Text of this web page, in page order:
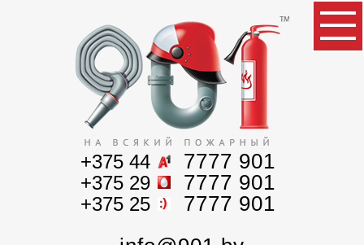
+375 44 7777 901
+375 29 7777 901
+375 25
7777 901